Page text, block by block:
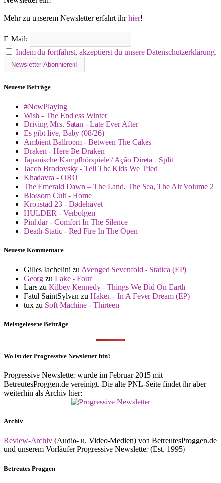
Mehr zu unserem Newsletter erfahrt ihrhier!
E-Mail:
Indem du fortfährst, akzeptierst du unsere Datenschutzerklärung.
Neueste Beiträge
#NowPlaying
Wish - The Endless Winter
Driving Mrs. Satan - Late Ever After
Es gibt live, Baby (08/26)
Ambient Ballroom - Between The Cakes
Draken - Here Be Draken
Japanische Kampfhörspiele / Ação Direta - Split
Jacob Brodovsky - Tell The Kids We Tried
Khadavra - ORO
The Emerald Dawn – The Land, The Sea, The Air Volume 2
Blossom Cult - Home
Kronstad 23 - Dødehavet
HULDER - Verbolgen
Pinhdar - Comfort In The Silence
Death-Static - Red Fire In The Open
Neueste Kommentare
Gilles Iachelini zu Avenged Sevenfold - Statica (EP)
Georg zu Lake - Four
Lars zu Kilbey Kennedy - Things We Did On Earth
Fatul SaintSylvan zu Haken - In A Fever Dream (EP)
tux zu Soft Machine - Thirteen
Meistgelesene Beiträge
Wo ist der Progressive Newsletter hin?
Progressive Newsletter wurde im Februar 2015 mit
BetreutesProggen.de vereinigt. Die alte PNL-Seite findet ihr aber
weiterhin als Archiv hier:
Archiv
Review-Archiv (Audio- u. Video-Medien) von BetreutesProggen.de
und unserem Vorläufer Progressive Newsletter (Est. 1995)
Betreutes Proggen